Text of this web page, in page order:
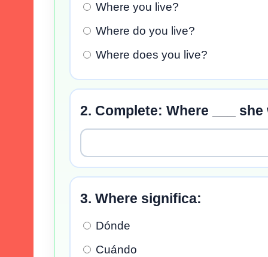
Where you live?
Where do you live?
Where does you live?
2. Complete: Where ___
3. Where significa:
Dónde
Cuándo